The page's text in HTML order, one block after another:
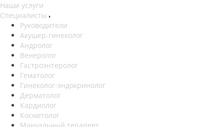
Наши услуги
Специалисты
Руководители
Акушер-гинеколог
Андролог
Венеролог
Гастроэнтеролог
Гематолог
Гинеколог-эндокринолог
Дерматолог
Кардиолог
Косметолог